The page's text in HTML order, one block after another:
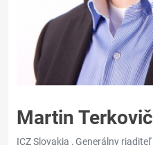
Martin Terkovič
ICZ Slovakia , Generálny riaditeľ